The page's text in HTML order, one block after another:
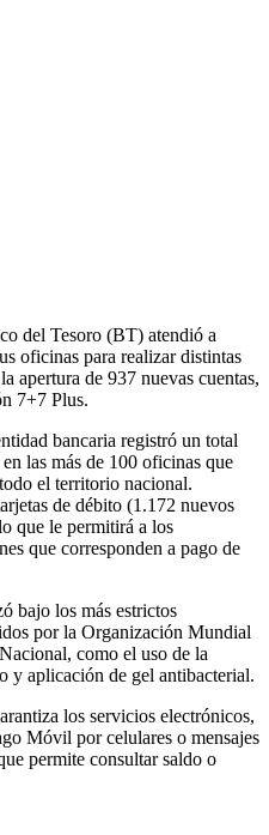
del Tesoro (BT) atendió a
oficinas para realizar distintas
apertura de 937 nuevas cuentas,
7+7 Plus.
bancaria registró un total
las más de 100 oficinas que
el territorio nacional.
de débito (1.172 nuevos
que le permitirá a los
que corresponden a pago de
bajo los más estrictos
por la Organización Mundial
como el uso de la
y aplicación de gel antibacterial.
los servicios electrónicos,
Móvil por celulares o mensajes
permite consultar saldo o